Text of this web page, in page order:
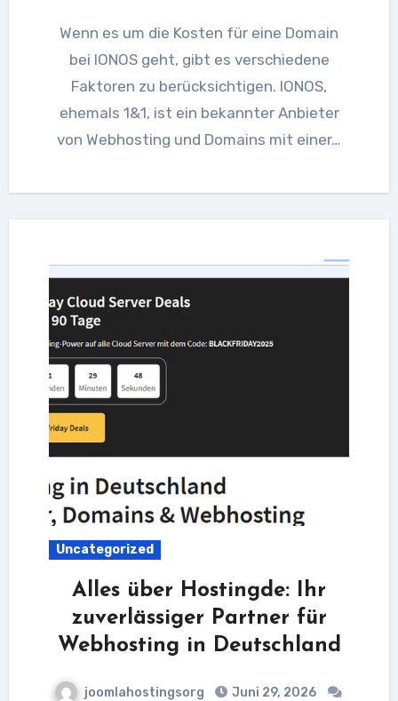
Wenn es um die Kosten für eine Domain
bei IONOS geht, gibt es verschiedene
Faktoren zu berücksichtigen. IONOS,
ehemals 1&1, ist ein bekannter Anbieter
von Webhosting und Domains mit einer…
Uncategorized
Alles über Hostingde: Ihr
zuverlässiger Partner für
Webhosting in Deutschland
joomlahostingsorg
Juni 29, 2026